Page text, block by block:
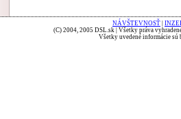
NÁVŠTEVNOSŤ
(C) 2004, 2005 DSL.sk | Všetky práva
Všetky uvedené informácie sú